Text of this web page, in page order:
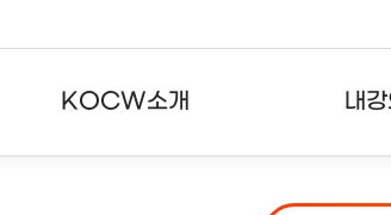
KOCW소개 내
강의